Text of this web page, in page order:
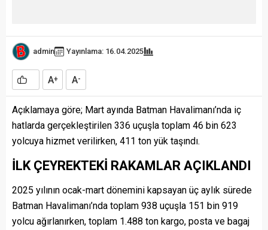
admin Yayınlama: 16.04.2025
A+ A-
Açıklamaya göre; Mart ayında Batman Havalimanı’nda iç
hatlarda gerçekleştirilen 336 uçuşla toplam 46 bin 623
yolcuya hizmet verilirken, 411 ton yük taşındı.
İLK ÇEYREKTEKİ RAKAMLAR AÇIKLANDI
2025 yılının ocak-mart dönemini kapsayan üç aylık sürede
Batman Havalimanı’nda toplam 938 uçuşla 151 bin 919
yolcu ağırlanırken, toplam 1.488 ton kargo, posta ve bagaj